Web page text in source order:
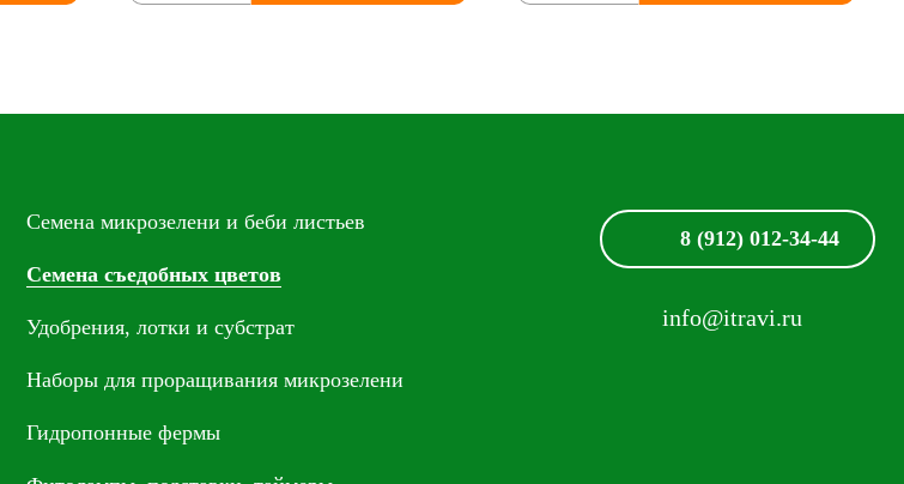
Семена микрозелени и беби листьев
Семена съедобных цветов
Удобрения, лотки и субстрат
Наборы для проращивания микрозелени
Гидропонные фермы
8 (912) 012-34-44
info@itravi.ru